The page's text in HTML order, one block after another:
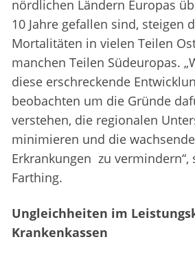
nördlichen Ländern Europas
10 Jahre gefallen sind, steigen
Mortalitäten in vielen Teilen
manchen Teilen Südeuropas.
diese erschreckende
beobachten um die Gründe
verstehen, die regionalen
minimieren und die
Erkrankungen zu vermindern“,
Farthing.
Ungleichheiten im
Krankenkassen